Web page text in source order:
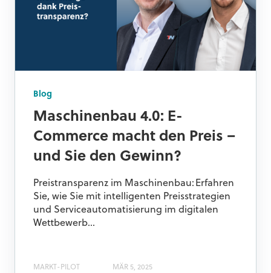
Blog
Maschinenbau 4.0: E-
Commerce macht den Preis –
und Sie den Gewinn?
Preistransparenz im Maschinenbau: Erfahren
Sie, wie Sie mit intelligenten Preisstrategien
und Serviceautomatisierung im digitalen
Wettbewerb...
MARKT-PILOT MÄR 5, 2025